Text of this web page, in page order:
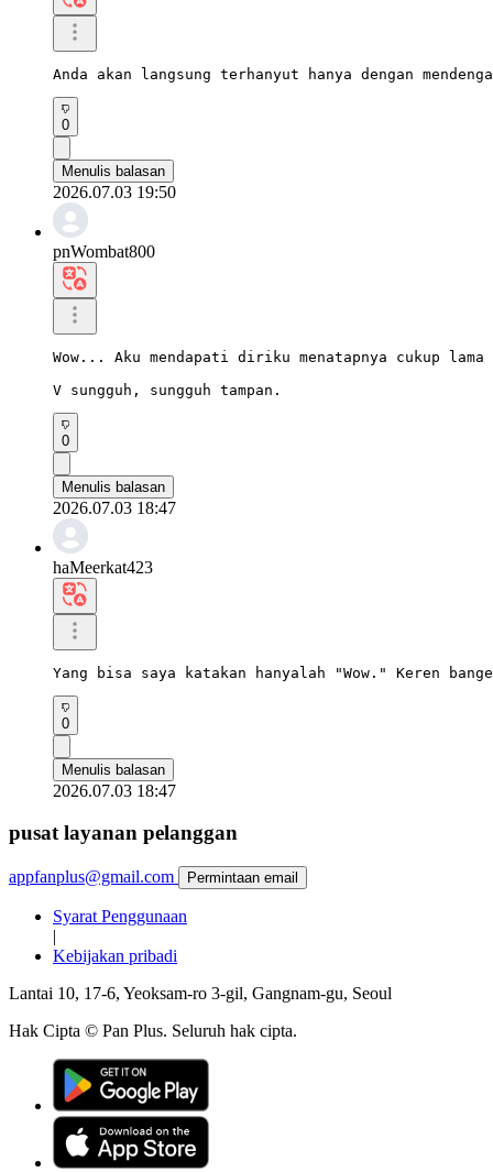
Anda akan langsung terhanyut hanya dengan
0
Menulis balasan
2026.07.03 19:50
pnWombat800
Wow... Aku mendapati diriku menatapnya cukup
V sungguh, sungguh tampan.
0
Menulis balasan
2026.07.03 18:47
haMeerkat423
Yang bisa saya katakan hanyalah "Wow." Keren
0
Menulis balasan
2026.07.03 18:47
pusat layanan pelanggan
appfanplus@gmail.com Permintaan email
Syarat Penggunaan
|
Kebijakan pribadi
Lantai 10, 17-6, Yeoksam-ro 3-gil, Gangnam-gu, Seoul
Hak Cipta © Pan Plus. Seluruh hak cipta.